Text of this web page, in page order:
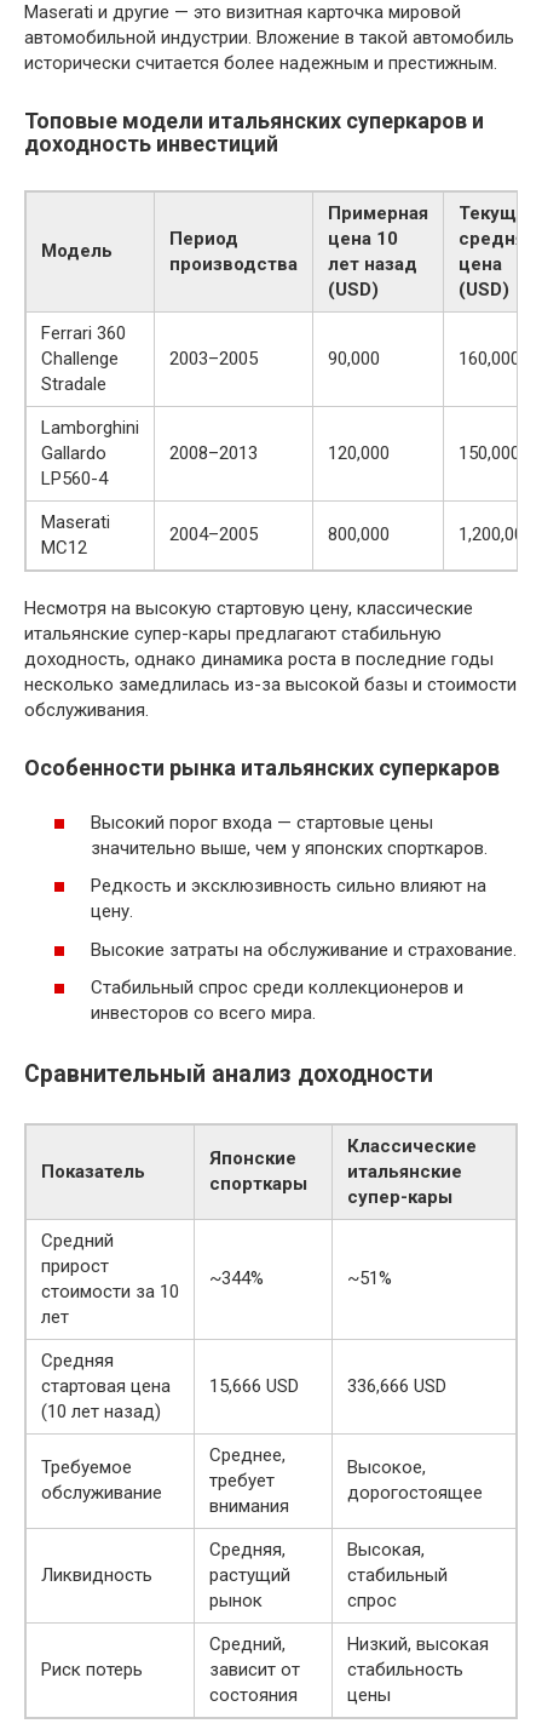
Maserati и другие — это визитная карточка мировой
автомобильной индустрии. Вложение в такой автомобиль
исторически считается более надежным и престижным.
Топовые модели итальянских суперкаров и
доходность инвестиций
Модель
Период
производства
Примерная
цена 10
лет назад
(USD)
Текущая
средняя
цена
(USD)
Ferrari 360
Challenge
Stradale
2003–2005 90,000 160,000
Lamborghini
Gallardo
LP560-4
2008–2013 120,000 150,000
Maserati
MC12
2004–2005 800,000 1,200,000
Несмотря на высокую стартовую цену, классические
итальянские супер-кары предлагают стабильную
доходность, однако динамика роста в последние годы
несколько замедлилась из-за высокой базы и стоимости
обслуживания.
Особенности рынка итальянских суперкаров
Высокий порог входа — стартовые цены
значительно выше, чем у японских спорткаров.
Редкость и эксклюзивность сильно влияют на
цену.
Высокие затраты на обслуживание и страхование.
Стабильный спрос среди коллекционеров и
инвесторов со всего мира.
Сравнительный анализ доходности
Показатель
Японские
спорткары
Классические
итальянские
супер-кары
Средний
прирост
стоимости за 10
лет
~344% ~51%
Средняя
стартовая цена
(10 лет назад)
15,666 USD 336,666 USD
Требуемое
обслуживание
Среднее,
требует
внимания
Высокое,
дорогостоящее
Ликвидность
Средняя,
растущий
рынок
Высокая,
стабильный
спрос
Риск потерь
Средний,
зависит от
состояния
Низкий, высокая
стабильность
цены